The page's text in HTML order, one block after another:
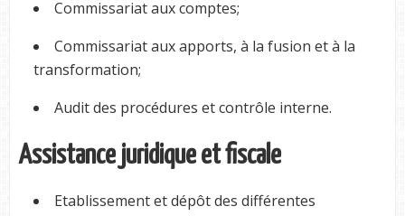
Commissariat aux comptes;
Commissariat aux apports, à la fusion et à la
transformation;
Audit des procédures et contrôle interne.
Assistance juridique et fiscale
Etablissement et dépôt des différentes